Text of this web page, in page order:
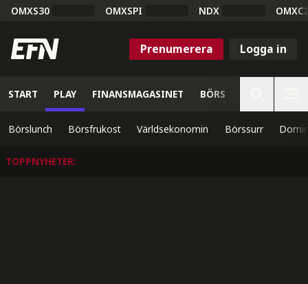
OMXS30 OMXSPI NDX
Prenumerera Logga in
START PLAY FINANSMAGASINET BÖRS
Börslunch Börsfrukost Världsekonomin Börssurr
TOPPNYHETER: